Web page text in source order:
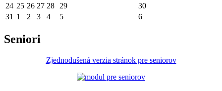
24 25 26 27 28 29
30
31 1 2 3 4 5 6
Seniori
Zjednodušená verzia stránok pre seniorov